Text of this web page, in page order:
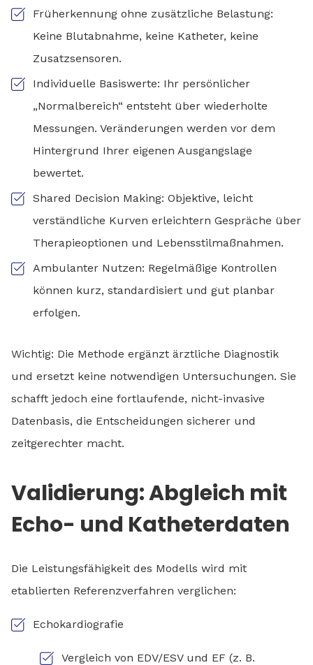
Früherkennung ohne zusätzliche Belastung:
Keine Blutabnahme, keine Katheter, keine
Zusatzsensoren.
Individuelle Basiswerte: Ihr persönlicher
„Normalbereich“ entsteht über wiederholte
Messungen. Veränderungen werden vor dem
Hintergrund Ihrer eigenen Ausgangslage
bewertet.
Shared Decision Making: Objektive, leicht
verständliche Kurven erleichtern Gespräche über
Therapieoptionen und Lebensstilmaßnahmen.
Ambulanter Nutzen: Regelmäßige Kontrollen
können kurz, standardisiert und gut planbar
erfolgen.
Wichtig: Die Methode ergänzt ärztliche Diagnostik
und ersetzt keine notwendigen Untersuchungen. Sie
schafft jedoch eine fortlaufende, nicht-invasive
Datenbasis, die Entscheidungen sicherer und
zeitgerechter macht.
Validierung: Abgleich mit
Echo- und Katheterdaten
Die Leistungsfähigkeit des Modells wird mit
etablierten Referenzverfahren verglichen:
Echokardiografie
Vergleich von EDV/ESV und EF (z. B.